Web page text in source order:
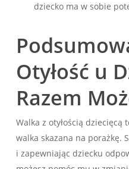
dziecko ma w sobie
Otyłość u
Razem
Walka z otyłością
walka skazana na porażkę.
i zapewniając dziecku